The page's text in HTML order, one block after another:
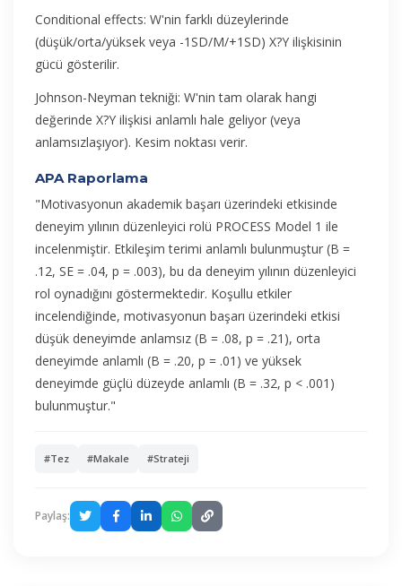
Conditional effects: W'nin farklı düzeylerinde
(düşük/orta/yüksek veya -1SD/M/+1SD) X?Y ilişkisinin
gücü gösterilir.
Johnson-Neyman tekniği: W'nin tam olarak hangi
değerinde X?Y ilişkisi anlamlı hale geliyor (veya
anlamsızlaşıyor). Kesim noktası verir.
APA Raporlama
"Motivasyonun akademik başarı üzerindeki etkisinde
deneyim yılının düzenleyici rolü PROCESS Model 1 ile
incelenmiştir. Etkileşim terimi anlamlı bulunmuştur (B =
.12, SE = .04, p = .003), bu da deneyim yılının düzenleyici
rol oynadığını göstermektedir. Koşullu etkiler
incelendiğinde, motivasyonun başarı üzerindeki etkisi
düşük deneyimde anlamsız (B = .08, p = .21), orta
deneyimde anlamlı (B = .20, p = .01) ve yüksek
deneyimde güçlü düzeyde anlamlı (B = .32, p < .001)
bulunmuştur."
#Tez #Makale #Strateji
Paylaş: